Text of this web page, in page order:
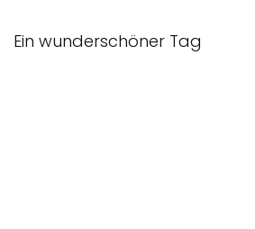
Ein wunderschöner Tag